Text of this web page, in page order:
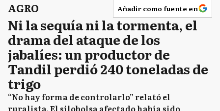
AGRO Añadir como fuente en
Ni la sequía ni la tormenta, el
drama del ataque de los
jabalíes: un productor de
Tandil perdió 240 toneladas de
trigo
“No hay forma de controlarlo” relató el
ruralista. El silobolsa afectado había sido